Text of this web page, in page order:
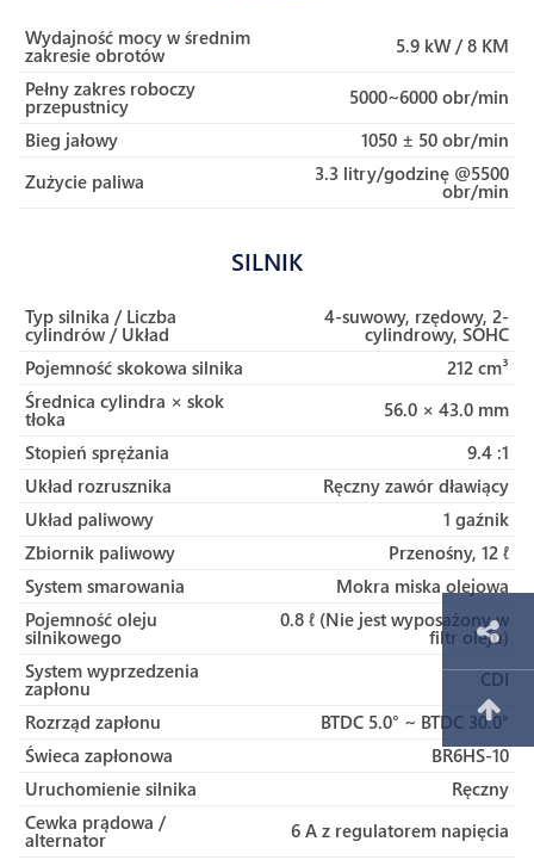
Wydajność mocy w średnim
zakresie obrotów
5.9 kW / 8 KM
Pełny zakres roboczy
przepustnicy
5000~6000 obr/min
Bieg jałowy
1050 ± 50 obr/min
Zużycie paliwa
3.3 litry/godzinę @5500
obr/min
SILNIK
Typ silnika / Liczba
cylindrów / Układ
4-suwowy, rzędowy, 2-
cylindrowy, SOHC
Pojemność skokowa silnika
212 cm³
Średnica cylindra × skok
tłoka
56.0 × 43.0 mm
Stopień sprężania
9.4 :1
Układ rozrusznika
Ręczny zawór dławiący
Układ paliwowy
1 gaźnik
Zbiornik paliwowy
Przenośny, 12 ℓ
System smarowania
Mokra miska olejowa
Pojemność oleju
silnikowego
0.8 ℓ (Nie jest wyposażony w
filtr oleju)
System wyprzedzenia
zapłonu
CDI
Rozrząd zapłonu
BTDC 5.0° ~ BTDC 30.0°
Świeca zapłonowa
BR6HS-10
Uruchomienie silnika
Ręczny
Cewka prądowa /
alternator 6 A z regulatorem napięcia